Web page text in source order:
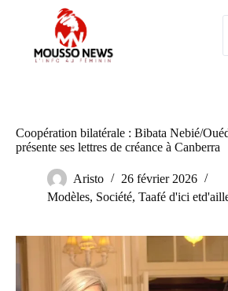
Coopération bilatérale : Bibata Nebié/
présente ses lettres de créance à Canberra
Aristo
26 février 2026
Modèles, Société, Taafé d'ici